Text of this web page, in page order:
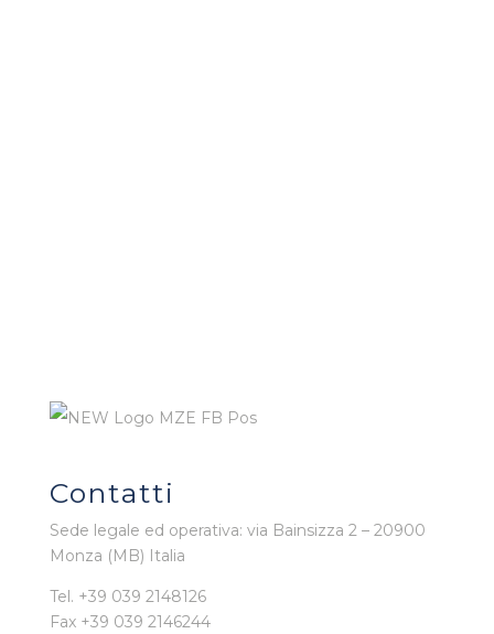
Contatti
Sede legale ed operativa: via Bainsizza 2 – 20900
Monza (MB) Italia
Tel. +39 039 2148126
Fax +39 039 2146244